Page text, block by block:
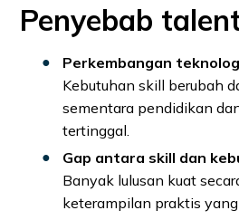
Penyebab
Perkembangan
Kebutuhan skill berubah
sementara pendidikan
tertinggal.
Gap antara skill dan
Banyak lulusan kuat
keterampilan praktis yang